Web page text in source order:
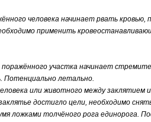
человека начинает рвать кровью,
применить
участка начинает
Потенциально летально.
или животного между
достигло цели, необходимо
ложками толчёного рога единорога.